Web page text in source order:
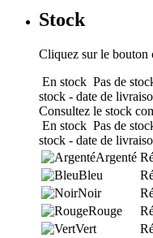
Stock
Cliquez sur le bouton
En stock Pas de
stock - date de
Consultez le stock
En stock Pas de
stock - date de
Argenté
Bleu
Noir
Rouge
Vert